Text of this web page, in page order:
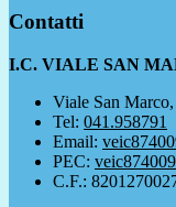
Contatti
I.C. VIALE SAN
Viale San
Tel: 041.958791
Email:
PEC:
C.F.: